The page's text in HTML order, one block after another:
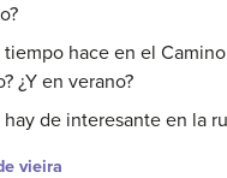
hace en el
¿Y en verano?
de interesante en la
vieira